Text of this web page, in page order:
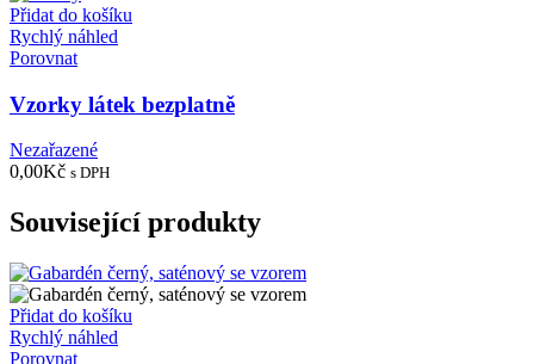
Přidat do košíku
Rychlý náhled
Porovnat
Vzorky látek bezplatně
Nezařazené
0,00Kč s DPH
Související produkty
Přidat do košíku
Rychlý náhled
Porovnat